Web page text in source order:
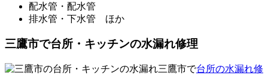
配水管・配水管
排水管・下水管 ほか
三鷹市で台所・キッチンの水漏れ修理
三鷹市で台所の水漏れ修